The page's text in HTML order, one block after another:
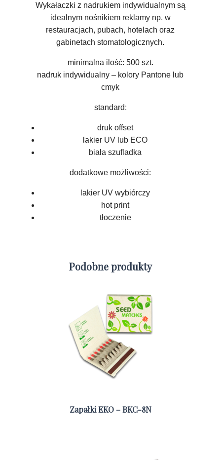
Wykałaczki z nadrukiem indywidualnym są
idealnym nośnikiem reklamy np. w
restauracjach, pubach, hotelach oraz
gabinetach stomatologicznych.
minimalna ilość: 500 szt.
nadruk indywidualny – kolory Pantone lub
cmyk
standard:
druk offset
lakier UV lub ECO
biała szufladka
dodatkowe możliwości:
lakier UV wybiórczy
hot print
tłoczenie
Podobne produkty
Zapałki EKO – BKC-8N